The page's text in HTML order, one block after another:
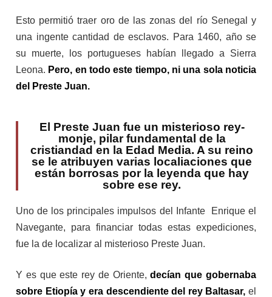
Esto permitió traer oro de las zonas del río Senegal y
una ingente cantidad de esclavos. Para 1460, año se
su muerte, los portugueses habían llegado a Sierra
Leona. Pero, en todo este tiempo, ni una sola noticia
del Preste Juan.
El Preste Juan fue un misterioso rey-
monje, pilar fundamental de la
cristiandad en la Edad Media. A su reino
se le atribuyen varias localiaciones que
están borrosas por la leyenda que hay
sobre ese rey.
Uno de los principales impulsos del Infante Enrique el
Navegante, para financiar todas estas expediciones,
fue la de localizar al misterioso Preste Juan.
Y es que este rey de Oriente,decían que gobernaba
sobre Etiopía y era descendiente del rey Baltasar, el